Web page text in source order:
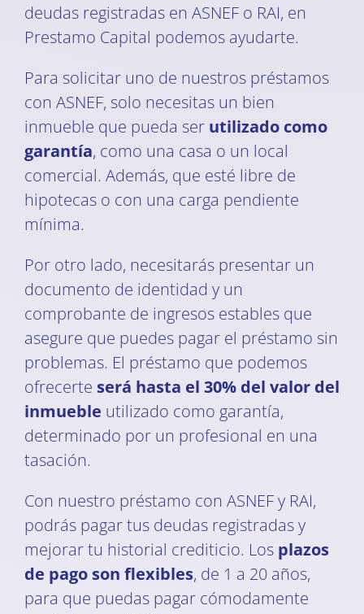
deudas registradas en ASNEF o RAI, en
Prestamo Capital podemos ayudarte.
Para solicitar uno de nuestros préstamos
con ASNEF, solo necesitas un bien
inmueble que pueda ser utilizado como
garantía, como una casa o un local
comercial. Además, que esté libre de
hipotecas o con una carga pendiente
mínima.
Por otro lado, necesitarás presentar un
documento de identidad y un
comprobante de ingresos estables que
asegure que puedes pagar el préstamo sin
problemas. El préstamo que podemos
ofrecerte será hasta el 30% del valor del
inmueble utilizado como garantía,
determinado por un profesional en una
tasación.
Con nuestro préstamo con ASNEF y RAI,
podrás pagar tus deudas registradas y
mejorar tu historial crediticio. Los plazos
de pago son flexibles, de 1 a 20 años,
para que puedas pagar cómodamente